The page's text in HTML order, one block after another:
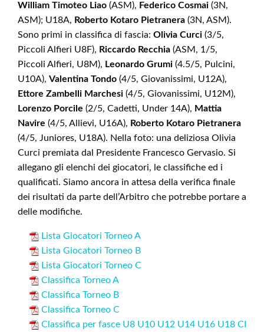
William Timoteo Liao (ASM), Federico Cosmai (3N,
ASM); U18A, Roberto Kotaro Pietranera (3N, ASM).
Sono primi in classifica di fascia: Olivia Curci (3/5,
Piccoli Alfieri U8F), Riccardo Recchia (ASM, 1/5,
Piccoli Alfieri, U8M), Leonardo Grumi (4.5/5, Pulcini,
U10A), Valentina Tondo (4/5, Giovanissimi, U12A),
Ettore Zambelli Marchesi (4/5, Giovanissimi, U12M),
Lorenzo Porcile (2/5, Cadetti, Under 14A), Mattia
Navire (4/5, Allievi, U16A), Roberto Kotaro Pietranera
(4/5, Juniores, U18A). Nella foto: una deliziosa Olivia
Curci premiata dal Presidente Francesco Gervasio. Si
allegano gli elenchi dei giocatori, le classifiche ed i
qualificati. Siamo ancora in attesa della verifica finale
dei risultati da parte dell’Arbitro che potrebbe portare a
delle modifiche.
Lista Giocatori Torneo A
Lista Giocatori Torneo B
Lista Giocatori Torneo C
Classifica Torneo A
Classifica Torneo B
Classifica Torneo C
Classifica per fasce U8 U10 U12 U14 U16 U18 CI